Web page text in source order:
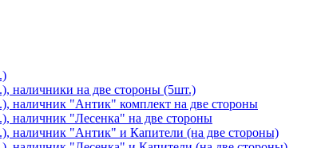
наличники на две стороны (5шт.)
наличник "Антик" комплект на две стороны
наличник "Лесенка" на две стороны
наличник "Антик" и Капители (на две стороны)